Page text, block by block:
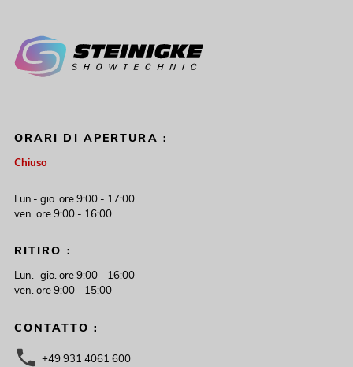
ORARI DI APERTURA :
Chiuso
Lun.- gio. ore 9:00 - 17:00
ven. ore 9:00 - 16:00
RITIRO :
Lun.- gio. ore 9:00 - 16:00
ven. ore 9:00 - 15:00
CONTATTO :
+49 931 4061 600